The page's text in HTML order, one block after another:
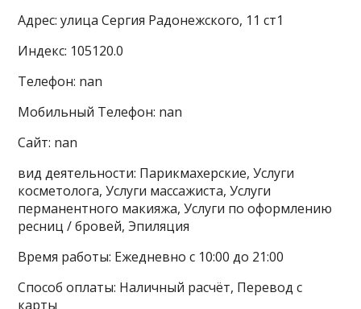
Адрес: улица Сергия Радонежского, 11 ст1
Индекс: 105120.0
Телефон: nan
Мобильный Телефон: nan
Сайт: nan
вид деятельности: Парикмахерские, Услуги
косметолога, Услуги массажиста, Услуги
перманентного макияжа, Услуги по оформлению
ресниц / бровей, Эпиляция
Время работы: Ежедневно с 10:00 до 21:00
Способ оплаты: Наличный расчёт, Перевод с
карты